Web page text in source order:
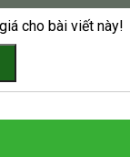
cho bài viết này!